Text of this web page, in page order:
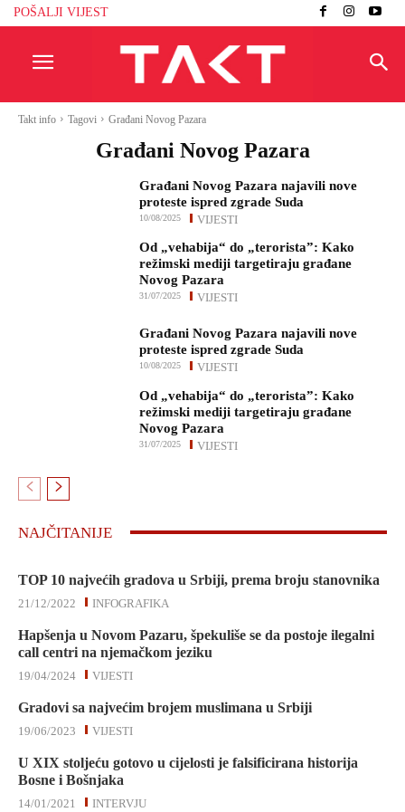
POŠALJI VIJEST
Takt info Tagovi Građani Novog Pazara
Građani Novog Pazara
Građani Novog Pazara najavili nove
proteste ispred zgrade Suda
VIJESTI
10/08/2025
Od „vehabija“ do „terorista”: Kako
režimski mediji targetiraju građane
Novog Pazara
VIJESTI
31/07/2025
Građani Novog Pazara najavili nove
proteste ispred zgrade Suda
VIJESTI
10/08/2025
Od „vehabija“ do „terorista”: Kako
režimski mediji targetiraju građane
Novog Pazara
VIJESTI
31/07/2025
NAJČITANIJE
TOP 10 najvećih gradova u Srbiji, prema broju stanovnika
INFOGRAFIKA
21/12/2022
Hapšenja u Novom Pazaru, špekuliše se da postoje ilegalni
call centri na njemačkom jeziku
VIJESTI
19/04/2024
Gradovi sa najvećim brojem muslimana u Srbiji
VIJESTI
19/06/2023
U XIX stoljeću gotovo u cijelosti je falsificirana historija
Bosne i Bošnjaka
INTERVJU
14/01/2021